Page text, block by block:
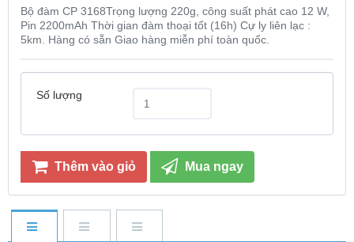
Bộ đàm CP 3168Trọng lượng 220g, công suất phát cao 12 W,
Pin 2200mAh Thời gian đàm thoại tốt (16h) Cự ly liên lạc :
5km. Hàng có sẵn Giao hàng miễn phí toàn quốc.
Số lượng
Thêm vào giỏ Mua ngay